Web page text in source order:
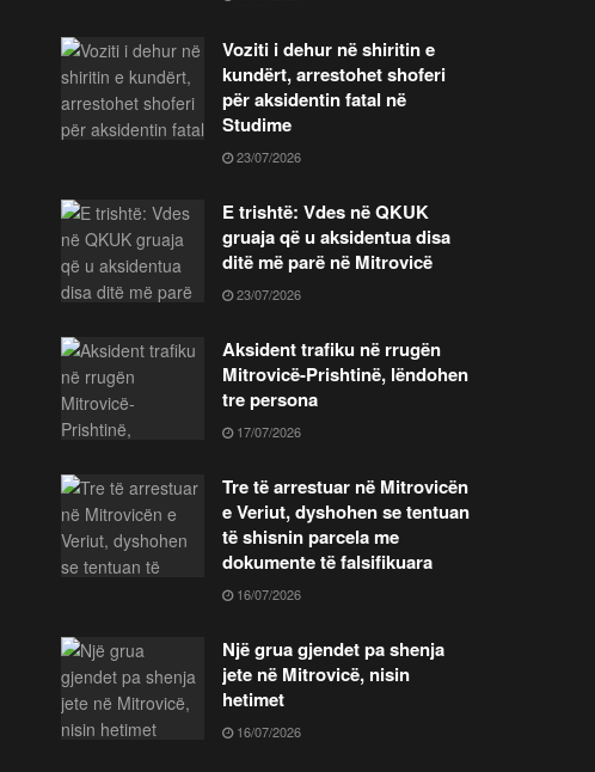
Voziti i dehur në shiritin e
kundërt, arrestohet shoferi
për aksidentin fatal në
Studime
23/07/2026
E trishtë: Vdes në QKUK
gruaja që u aksidentua disa
ditë më parë në Mitrovicë
23/07/2026
Aksident trafiku në rrugën
Mitrovicë-Prishtinë, lëndohen
tre persona
17/07/2026
Tre të arrestuar në Mitrovicën
e Veriut, dyshohen se tentuan
të shisnin parcela me
dokumente të falsifikuara
16/07/2026
Një grua gjendet pa shenja
jete në Mitrovicë, nisin
hetimet
16/07/2026